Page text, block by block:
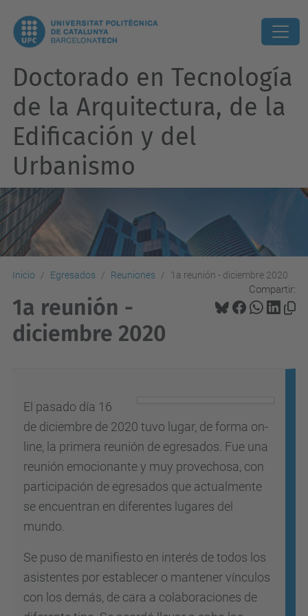
Doctorado en Tecnología
de la Arquitectura, de la
Edificación y del
Urbanismo
Inicio Egresados Reuniones 1a reunión - diciembre 2020
Compartir:
1a reunión -
diciembre 2020
El pasado día 16
de diciembre de 2020 tuvo lugar, de forma on-
line, la primera reunión de egresados. Fue una
reunión emocionante y muy provechosa, con
participación de egresados que actualmente
se encuentran en diferentes lugares del
mundo.
Se puso de manifiesto en interés de todos los
asistentes por establecer o mantener vínculos
con los demás, de cara a colaboraciones de